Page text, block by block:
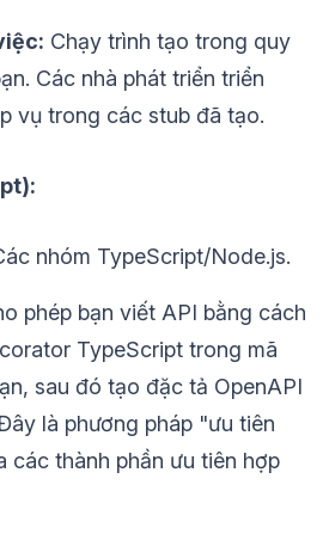
Chạy trình tạo trong quy
Các nhà phát triển triển
vụ trong các stub đã tạo.
nhóm TypeScript/Node.js.
phép bạn viết API bằng cách
TypeScript trong mã
sau đó tạo đặc tả OpenAPI
là phương pháp "ưu tiên
các thành phần ưu tiên hợp